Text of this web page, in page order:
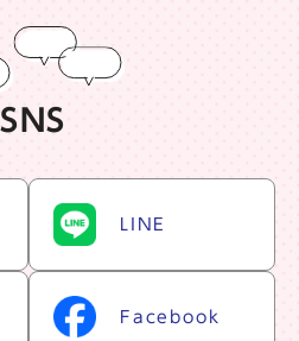
SNS
LINE
Facebook